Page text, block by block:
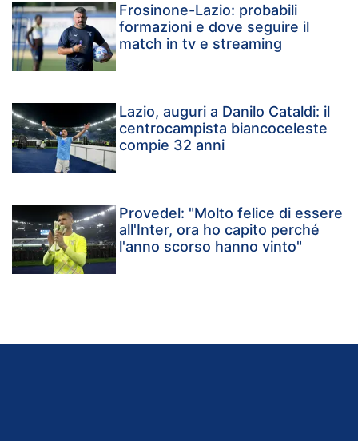
Frosinone-Lazio: probabili
formazioni e dove seguire il
match in tv e streaming
Lazio, auguri a Danilo Cataldi: il
centrocampista biancoceleste
compie 32 anni
Provedel: "Molto felice di essere
all'Inter, ora ho capito perché
l'anno scorso hanno vinto"